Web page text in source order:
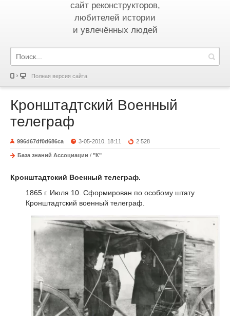
сайт реконструкторов,
любителей истории
и увлечённых людей
Полная версия сайта
Кронштадтский Военный
телеграф
996d67df0d686ca 3-05-2010, 18:11 2 528
База знаний Ассоциации / "К"
Кронштадтский Военный телеграф.
1865 г. Июля 10. Сформирован по особому штату
Кронштадтский военный телеграф.